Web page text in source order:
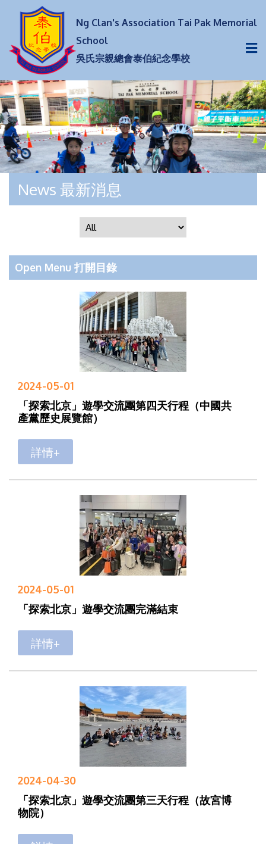
Ng Clan's Association Tai Pak Memorial
School
吳氏宗親總會泰伯紀念學校
News 最新消息
Open Menu 打開目錄
2024-05-01
「探索北京」遊學交流團第四天行程（中國共
產黨歷史展覽館）
詳情+
2024-05-01
「探索北京」遊學交流團完滿結束
詳情+
2024-04-30
「探索北京」遊學交流團第三天行程（故宮博
物院）